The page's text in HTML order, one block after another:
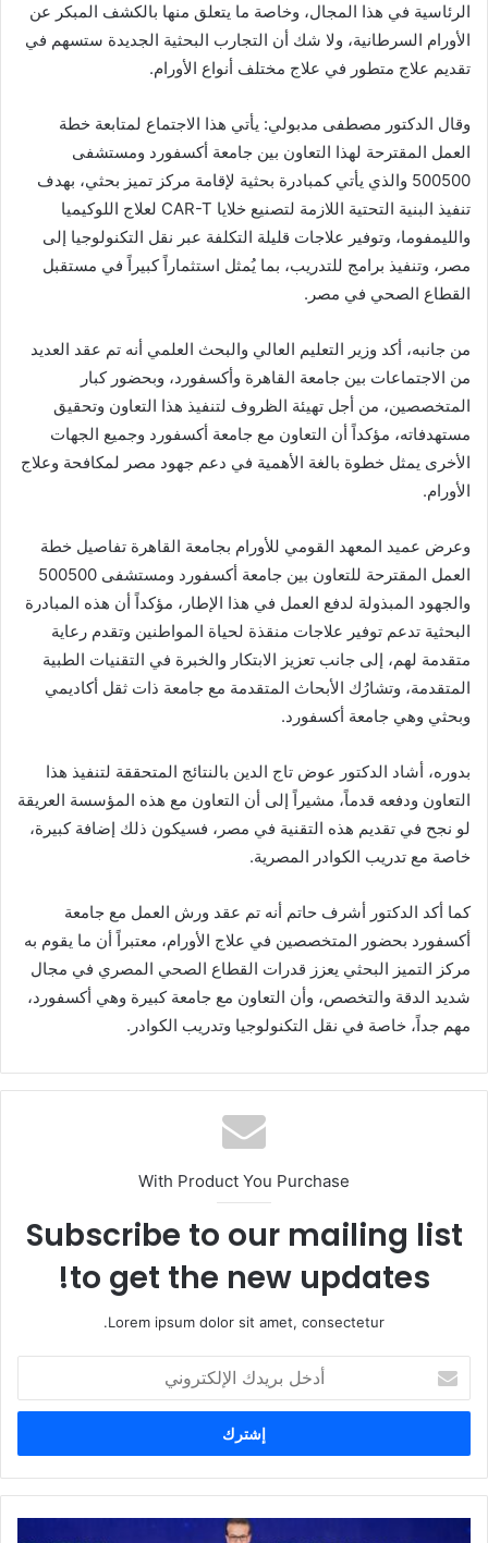
الرئاسية في هذا المجال، وخاصة ما يتعلق منها بالكشف المبكر عن
الأورام السرطانية، ولا شك أن التجارب البحثية الجديدة ستسهم في
تقديم علاج متطور في علاج مختلف أنواع الأورام.
وقال الدكتور مصطفى مدبولي: يأتي هذا الاجتماع لمتابعة خطة
العمل المقترحة لهذا التعاون بين جامعة أكسفورد ومستشفى
500500 والذي يأتي كمبادرة بحثية لإقامة مركز تميز بحثي، بهدف
تنفيذ البنية التحتية اللازمة لتصنيع خلايا CAR-T لعلاج اللوكيميا
والليمفوما، وتوفير علاجات قليلة التكلفة عبر نقل التكنولوجيا إلى
مصر، وتنفيذ برامج للتدريب، بما يُمثل استثماراً كبيراً في مستقبل
القطاع الصحي في مصر.
من جانبه، أكد وزير التعليم العالي والبحث العلمي أنه تم عقد العديد
من الاجتماعات بين جامعة القاهرة وأكسفورد، وبحضور كبار
المتخصصين، من أجل تهيئة الظروف لتنفيذ هذا التعاون وتحقيق
مستهدفاته، مؤكداً أن التعاون مع جامعة أكسفورد وجميع الجهات
الأخرى يمثل خطوة بالغة الأهمية في دعم جهود مصر لمكافحة وعلاج
الأورام.
وعرض عميد المعهد القومي للأورام بجامعة القاهرة تفاصيل خطة
العمل المقترحة للتعاون بين جامعة أكسفورد ومستشفى 500500
والجهود المبذولة لدفع العمل في هذا الإطار، مؤكداً أن هذه المبادرة
البحثية تدعم توفير علاجات منقذة لحياة المواطنين وتقدم رعاية
متقدمة لهم، إلى جانب تعزيز الابتكار والخبرة في التقنيات الطبية
المتقدمة، وتشارُك الأبحاث المتقدمة مع جامعة ذات ثقل أكاديمي
وبحثي وهي جامعة أكسفورد.
بدوره، أشاد الدكتور عوض تاج الدين بالنتائج المتحققة لتنفيذ هذا
التعاون ودفعه قدماً، مشيراً إلى أن التعاون مع هذه المؤسسة العريقة
لو نجح في تقديم هذه التقنية في مصر، فسيكون ذلك إضافة كبيرة،
خاصة مع تدريب الكوادر المصرية.
كما أكد الدكتور أشرف حاتم أنه تم عقد ورش العمل مع جامعة
أكسفورد بحضور المتخصصين في علاج الأورام، معتبراً أن ما يقوم به
مركز التميز البحثي يعزز قدرات القطاع الصحي المصري في مجال
شديد الدقة والتخصص، وأن التعاون مع جامعة كبيرة وهي أكسفورد،
مهم جداً، خاصة في نقل التكنولوجيا وتدريب الكوادر.
With Product You Purchase
Subscribe to our mailing list
to get the new updates!
Lorem ipsum dolor sit amet, consectetur.
خ
ب
ر
د